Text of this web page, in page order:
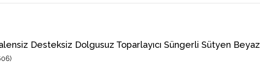
Desteksiz Dolgusuz Toparlayıcı Süngerli Sütyen Beyaz